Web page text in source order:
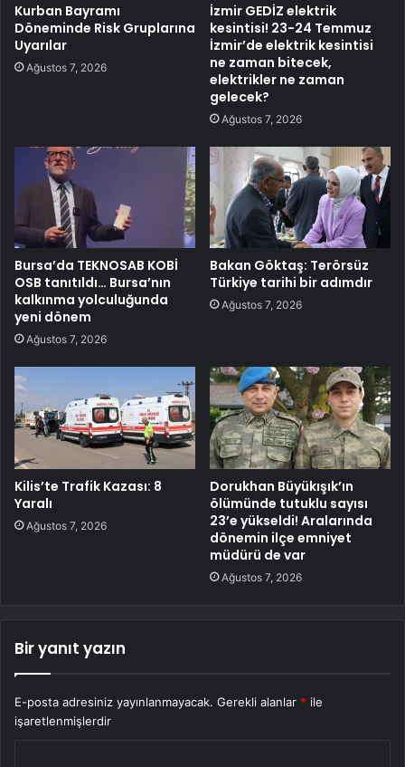
Kurban Bayramı
Döneminde Risk Gruplarına
Uyarılar
Ağustos 7, 2026
İzmir GEDİZ elektrik
kesintisi! 23-24 Temmuz
İzmir’de elektrik kesintisi
ne zaman bitecek,
elektrikler ne zaman
gelecek?
Ağustos 7, 2026
Bursa’da TEKNOSAB KOBİ
OSB tanıtıldı… Bursa’nın
kalkınma yolculuğunda
yeni dönem
Ağustos 7, 2026
Bakan Göktaş: Terörsüz
Türkiye tarihi bir adımdır
Ağustos 7, 2026
Kilis’te Trafik Kazası: 8
Yaralı
Ağustos 7, 2026
Dorukhan Büyükışık’ın
ölümünde tutuklu sayısı
23’e yükseldi! Aralarında
dönemin ilçe emniyet
müdürü de var
Ağustos 7, 2026
Bir yanıt yazın
E-posta adresiniz yayınlanmayacak. Gerekli alanlar * ile
işaretlenmişlerdir